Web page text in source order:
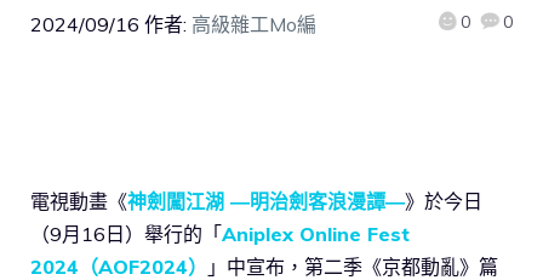
2024/09/16 作者: 高級雜工Mo編 0 0
電視動畫《神劍闖江湖 ―明治劍客浪漫譚―》於今日
（9月16日）舉行的「Aniplex Online Fest
2024（AOF2024）
」中宣布，第二季《京都動亂》篇